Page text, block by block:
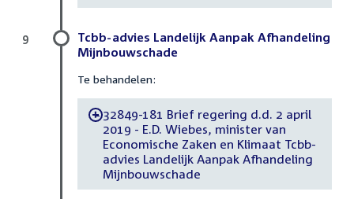
Tcbb-advies Landelijk Aanpak Afhandeling
Mijnbouwschade
Te behandelen:
-32849-181 Brief regering d.d. 2 april
2019 - E.D. Wiebes, minister van
Economische Zaken en Klimaat Tcbb-
advies Landelijk Aanpak Afhandeling
Mijnbouwschade
9